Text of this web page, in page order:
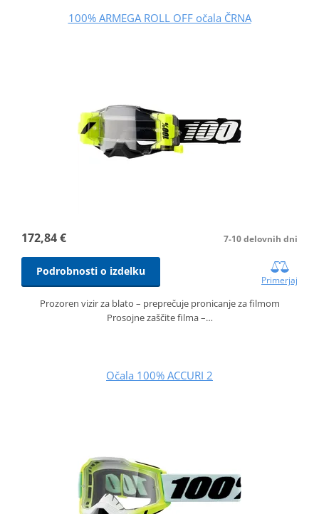
100% ARMEGA ROLL OFF očala ČRNA
172,84 € 7-10 delovnih dni
Podrobnosti o izdelku
Primerjaj
Prozoren vizir za blato – preprečuje pronicanje za filmom
Prosojne zaščite filma –…
Očala 100% ACCURI 2